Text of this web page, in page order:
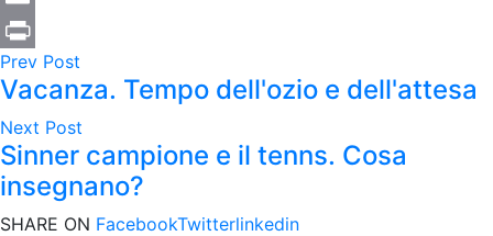
Email
Print
Prev Post
Vacanza. Tempo dell'ozio e dell'attesa
Next Post
Sinner campione e il tenns. Cosa
insegnano?
SHARE ON FacebookTwitterlinkedin